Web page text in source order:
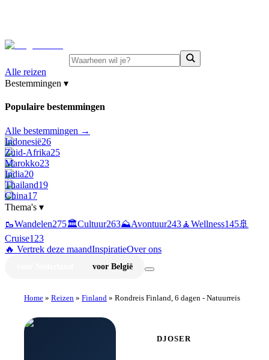
Alle reizen
Bestemmingen ▾
Populaire bestemmingen
Alle bestemmingen →
Indonesië26
Zuid-Afrika25
Marokko23
India20
Thailand19
China17
Thema's ▾
🥾Wandelen275🏛️Cultuur263⛰️Avontuur243🧘Wellness145🚢
Cruise123
🔥 Vertrek deze maandInspiratieOver ons
voor België
Home » Reizen » Finland » Rondreis Finland, 6 dagen - Natuurreis
DJOSER